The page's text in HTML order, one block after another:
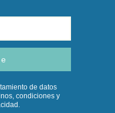
de datos
condiciones y